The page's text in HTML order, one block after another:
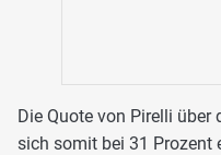
Die Quote von Pirelli
sich somit bei 31 Prozent